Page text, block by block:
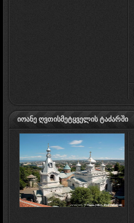
იოანე ღვთისმეტყველის ტაძარში